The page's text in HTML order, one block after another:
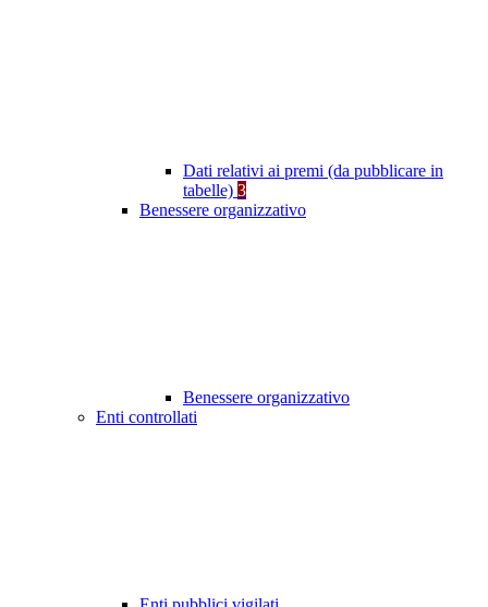
Dati relativi ai premi (da pubblicare in
tabelle) 3
Benessere organizzativo
Benessere organizzativo
Enti controllati